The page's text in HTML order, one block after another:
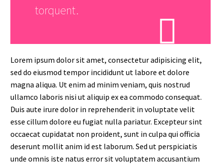
torquent.
Lorem ipsum dolor sit amet, consectetur adipisicing elit,
sed do eiusmod tempor incididunt ut labore et dolore
magna aliqua. Ut enim ad minim veniam, quis nostrud
ullamco laboris nisi ut aliquip ex ea commodo consequat.
Duis aute irure dolor in reprehenderit in voluptate velit
esse cillum dolore eu fugiat nulla pariatur. Excepteur sint
occaecat cupidatat non proident, sunt in culpa qui officia
deserunt mollit anim id est laborum. Sed ut perspiciatis
unde omnis iste natus error sit voluptatem accusantium